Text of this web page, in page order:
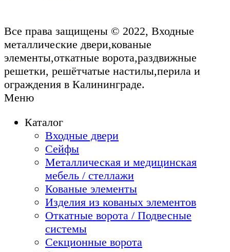
Все права защищены © 2022, Входные
металлические двери,кованые
элементы,откатные ворота,раздвижные
решетки, решётчатые настилы,перила и
ограждения в Калининграде.
Меню
Каталог
Входные двери
Сейфы
Металлическая и медицинская
мебель / стеллажи
Кованые элементы
Изделия из кованых элементов
Откатные ворота / Подвесные
системы
Секционные ворота